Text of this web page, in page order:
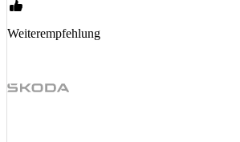
Weiterempfehlung